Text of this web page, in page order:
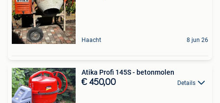
Haacht 8 jun 26
Atika Profi 145S - betonmolen
€ 450,00 Details